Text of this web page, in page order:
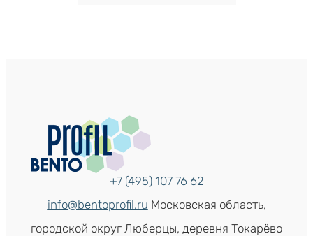
+7 (495) 107 76 62
info@bentoprofil.ru Московская область,
городской округ Люберцы, деревня Токарёво